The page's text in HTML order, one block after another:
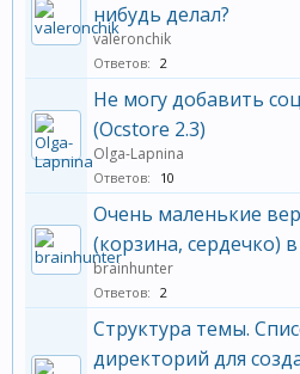
нибудь делал?
valeronchik
Ответов: 2
Не могу добавить
(Ocstore 2.3)
Olga-Lapnina
Ответов: 10
Очень маленькие
(корзина, сердечко)
brainhunter
Ответов: 2
Структура темы.
директорий для